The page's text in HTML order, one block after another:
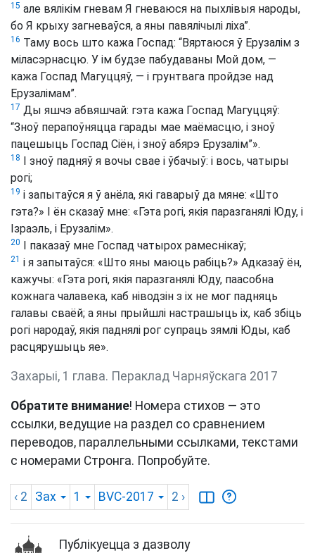
15 але вялікім гневам Я гневаюся на пыхлівыя народы,
бо Я крыху загневаўся, а яны павялічылі ліха”.
16 Таму вось што кажа Госпад: “Вяртаюся ў Ерузалім з
міласэрнасцю. У ім будзе пабудаваны Мой дом, —
кажа Госпад Магуццяў, — і грунтвага пройдзе над
Ерузалімам”.
17 Ды яшчэ абвяшчай: гэта кажа Госпад Магуццяў:
“Зноў перапоўняцца гарады мае маёмасцю, і зноў
пацешыць Госпад Сіён, і зноў абярэ Ерузалім”».
18
І зноў падняў я вочы свае і ўбачыў: і вось, чатыры
рогі;
19 і запытаўся я ў анёла, які гаварыў да мяне: «Што
гэта?» І ён сказаў мне: «Гэта рогі, якія паразганялі Юду, і
Ізраэль, і Ерузалім».
20 І паказаў мне Госпад чатырох рамеснікаў;
21 і я запытаўся: «Што яны маюць рабіць?» Адказаў ён,
кажучы: «Гэта рогі, якія паразганялі Юду, паасобна
кожнага чалавека, каб ніводзін з іх не мог падняць
галавы сваёй; а яны прыйшлі настрашыць іх, каб збіць
рогі народаў, якія паднялі рог супраць зямлі Юды, каб
расцярушыць яе».
Захарыі, 1 глава. Пераклад Чарняўскага 2017
Обратите внимание! Номера стихов — это
ссылки, ведущие на раздел со сравнением
переводов, параллельными ссылками, текстами
с номерами Стронга. Попробуйте.
‹ 2 Зах 1 BVC-2017 2 ›
Публікуецца з дазволу